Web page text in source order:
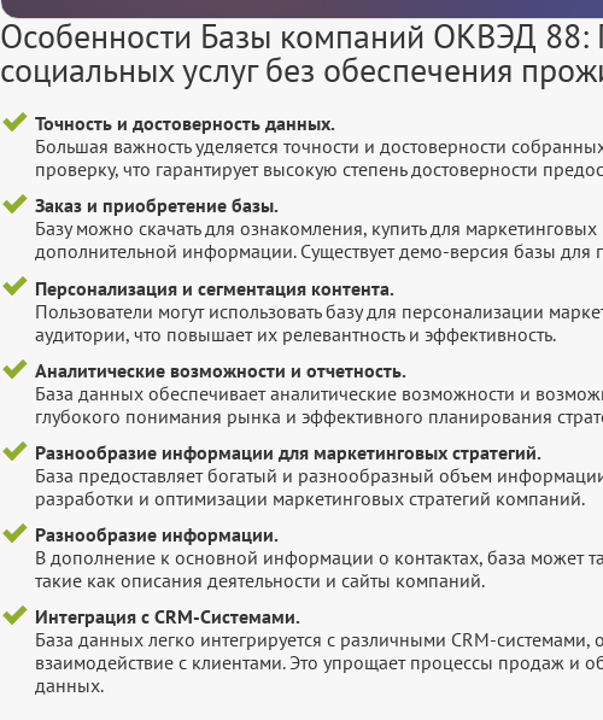
Особенности Базы компаний ОКВЭД 88:
социальных услуг без обеспечения
Точность и достоверность данных.
Большая важность уделяется точности и достоверности
проверку, что гарантирует высокую степень достоверности
Заказ и приобретение базы.
Базу можно скачать для ознакомления, купить для
дополнительной информации. Существует демо-версия базы для
Персонализация и сегментация контента.
Пользователи могут использовать базу для персонализации
аудитории, что повышает их релевантность и эффективность.
Аналитические возможности и отчетность.
База данных обеспечивает аналитические возможности и
глубокого понимания рынка и эффективного планирования
Разнообразие информации для маркетинговых стратегий.
База предоставляет богатый и разнообразный объем
разработки и оптимизации маркетинговых стратегий компаний.
Разнообразие информации.
В дополнение к основной информации о контактах, база может
такие как описания деятельности и сайты компаний.
Интеграция с CRM-Системами.
База данных легко интегрируется с различными CRM-
взаимодействие с клиентами. Это упрощает процессы продаж и
данных.